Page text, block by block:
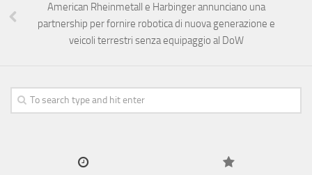
American Rheinmetall e Harbinger annunciano una
partnership per fornire robotica di nuova generazione e
veicoli terrestri senza equipaggio al DoW